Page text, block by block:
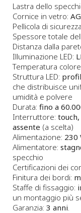
Lastra dello
Cornice in vetro:
Pellicola di
Spessore totale
Distanza dalla
Illuminazione LED:
Temperatura
Struttura LED:
che distribuisce
umidità e polvere
Durata: fino a
Interruttore:
assente (a scelta)
Alimentazione: 230
Alimentatore:
specchio
Certificazioni dei
Finitura dei bordi:
Staffe di fissaggio:
un montaggio più
Garanzia: 3 anni